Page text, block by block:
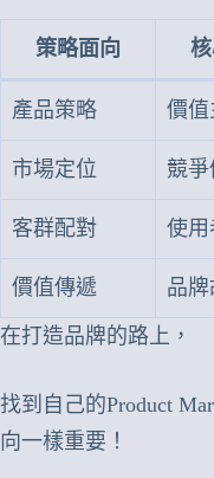
策略面向
產品策略 價值
市場定位 競
客群配對 使用
價值傳遞 品牌
在打造品牌的路上，
找到自己的Product
向一樣重要！